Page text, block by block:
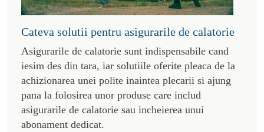
Cateva solutii pentru asigurarile de calatorie
Asigurarile de calatorie sunt indispensabile cand
iesim des din tara, iar solutiile oferite pleaca de la
achizionarea unei polite inaintea plecarii si ajung
pana la folosirea unor produse care includ
asigurarile de calatorie sau incheierea unui
abonament dedicat.